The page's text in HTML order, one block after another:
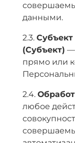
данными.
2.3.
(Субъект) —
прямо или
2.4.
любое